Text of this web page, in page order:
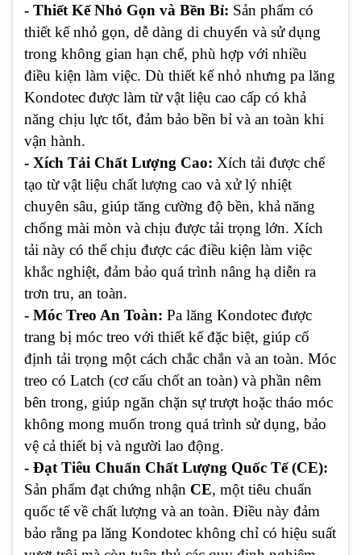
- Thiết Kế Nhỏ Gọn và Bền Bỉ: Sản phẩm có
thiết kế nhỏ gọn, dễ dàng di chuyển và sử dụng
trong không gian hạn chế, phù hợp với nhiều
điều kiện làm việc. Dù thiết kế nhỏ nhưng pa lăng
Kondotec được làm từ vật liệu cao cấp có khả
năng chịu lực tốt, đảm bảo bền bỉ và an toàn khi
vận hành.
- Xích Tải Chất Lượng Cao: Xích tải được chế
tạo từ vật liệu chất lượng cao và xử lý nhiệt
chuyên sâu, giúp tăng cường độ bền, khả năng
chống mài mòn và chịu được tải trọng lớn. Xích
tải này có thể chịu được các điều kiện làm việc
khắc nghiệt, đảm bảo quá trình nâng hạ diễn ra
trơn tru, an toàn.
- Móc Treo An Toàn: Pa lăng Kondotec được
trang bị móc treo với thiết kế đặc biệt, giúp cố
định tải trọng một cách chắc chắn và an toàn. Móc
treo có Latch (cơ cấu chốt an toàn) và phần nêm
bên trong, giúp ngăn chặn sự trượt hoặc tháo móc
không mong muốn trong quá trình sử dụng, bảo
vệ cả thiết bị và người lao động.
- Đạt Tiêu Chuẩn Chất Lượng Quốc Tế (CE):
Sản phẩm đạt chứng nhận CE, một tiêu chuẩn
quốc tế về chất lượng và an toàn. Điều này đảm
bảo rằng pa lăng Kondotec không chỉ có hiệu suất